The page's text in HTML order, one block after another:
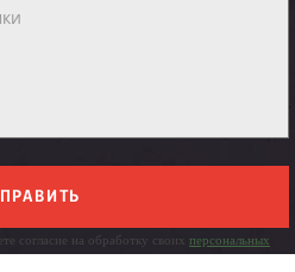
согласие на обработку своих персональных